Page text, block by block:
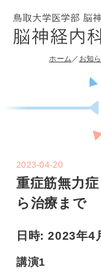
ホーム お知
2023-04-20
重症筋無力
ら治療まで
日時: 2023年
講演1